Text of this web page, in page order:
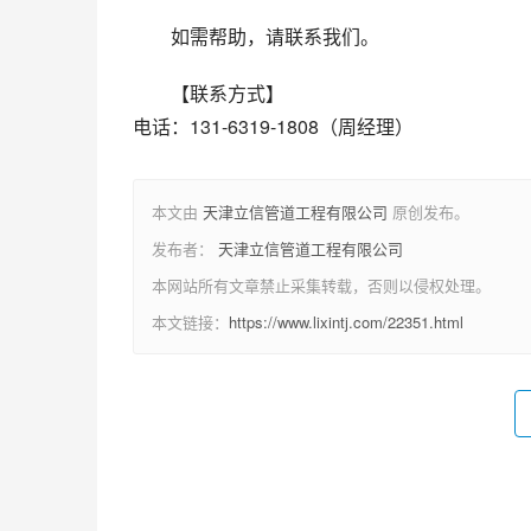
如需帮助，请联系我们。
【联系方式】
电话：131-6319-1808（周经理）
本文由 天津立信管道工程有限公司 原创发布。
发布者： 天津立信管道工程有限公司
本网站所有文章禁止采集转载，否则以侵权处理。
本文链接： https://www.lixintj.com/22351.html